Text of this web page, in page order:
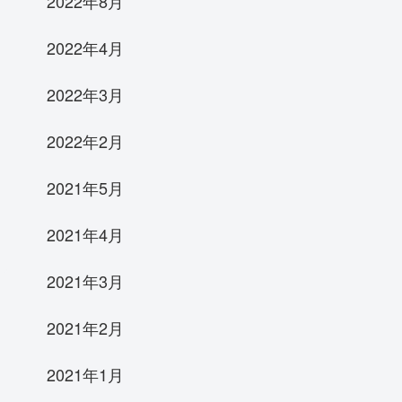
2022年4月
2022年3月
2022年2月
2021年5月
2021年4月
2021年3月
2021年2月
2021年1月